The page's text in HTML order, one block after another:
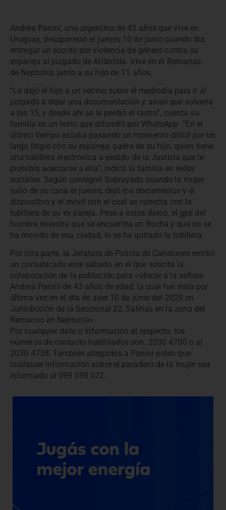
Andrea Panini, una argentina de 43 años que vive en
Uruguay, desapareció el jueves 10 de junio cuando iba
entregar un escrito por violencia de género contra su
expareja al juzgado de Atlántida. Vive en el Remanso
de Neptunia, junto a su hijo de 11 años.
“Le dejó el hijo a un vecino sobre el mediodía para ir al
juzgado a dejar una documentación y avisó que volvería
a las 15, y desde ahí se le perdió el rastro”, cuenta su
familia en un texto que difundió por WhatsApp. “En el
último tiempo estaba pasando un momento difícil por un
largo litigio con su expareja, padre de su hijo, quien tiene
una tobillera electrónica a pedido de la Justicia que le
prohibía acercarse a ella”, indicó la familia en redes
sociales. Según consignó Subrayado cuando la mujer
salió de su casa el jueves, dejó los documentos y el
dispositivo y el móvil con el cual se conecta con la
tobillera de su ex pareja. Pese a estos datos, el gps del
hombre muestra que se encuentra en Rocha y que no se
ha movido de esa ciudad, ni se ha quitado la tobillera.
Por otra parte, la Jefatura de Policía de Canelones emitió
un comunicado este sábado en el que solicita la
colaboración de la población para «ubicar a la señora
Andrea Panini de 43 años de edad, la cual fue vista por
última vez en el día de ayer 10 de junio del 2020 en
Jurisdicción de la Seccional 22, Salinas en la zona del
Remanso en Neptunia».
Por cualquier dato o información al respecto, los
números de contacto habilitados son: 2030 4700 o al
2030 4738. También allegados a Panini piden que
cualquier información sobre el paradero de la mujer sea
informado al 099 098 022.